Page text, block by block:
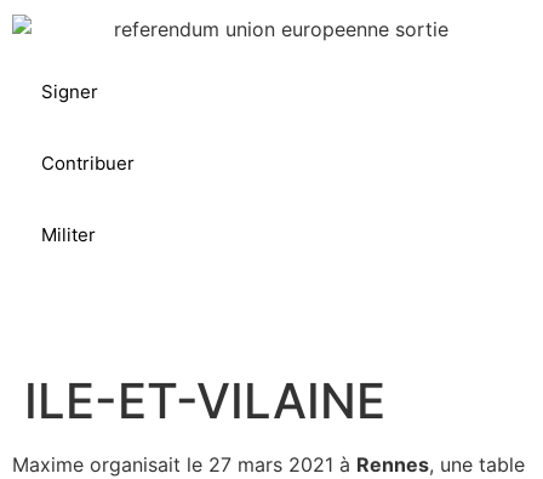
Signer
Contribuer
Militer
ILE-ET-VILAINE
Maxime organisait le 27 mars 2021 à Rennes, une table